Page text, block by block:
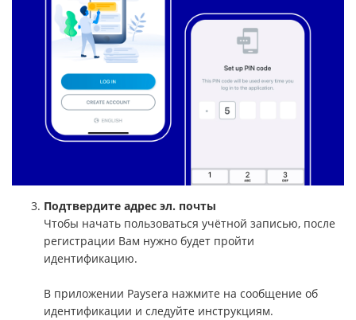
Подтвердите адрес эл. почты
Чтобы начать пользоваться учётной записью, после
регистрации Вам нужно будет пройти
идентификацию.
В приложении Paysera нажмите на сообщение об
идентификации и следуйте инструкциям.